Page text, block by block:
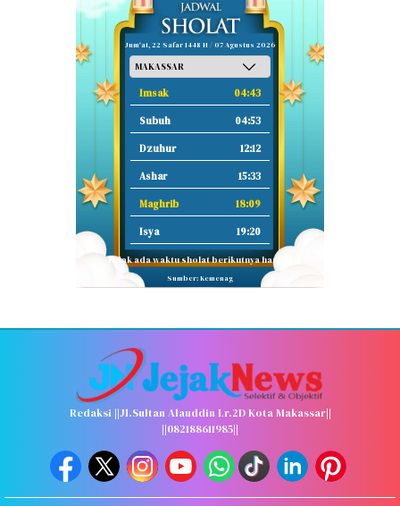
Jum'at, 22 Safar 1448 H / 07 Agustus 2026
Imsak 04:43
Subuh 04:53
Dzuhur 12:12
Ashar 15:33
Maghrib 18:09
Isya 19:20
Tidak ada waktu sholat berikutnya hari ini.
Sumber: Kemenag
Redaksi ||Jl.Sultan Alauddin Lr.2D Kota Makassar||
||082188611985||